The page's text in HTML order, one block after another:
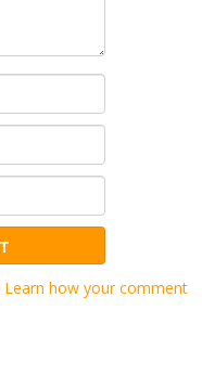
Learn how your comment